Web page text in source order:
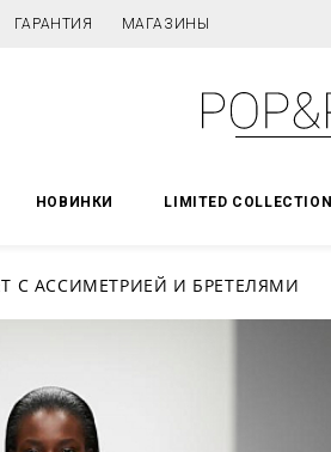
ГАРАНТИЯ МАГАЗИНЫ
НОВИНКИ LIMITED COLLECTION
С АССИМЕТРИЕЙ И БРЕТЕЛЯМИ